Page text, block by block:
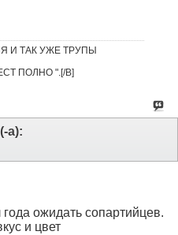
И ТАК УЖЕ ТРУПЫ
ПОЛНО ".[/B]
а):
ожидать сопартийцев.
и цвет